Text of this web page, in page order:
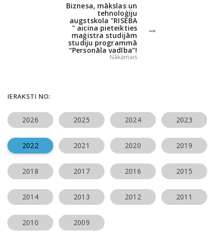
Biznesa, mākslas un
tehnoloģiju
augstskola "RISEBA
" aicina pieteikties
maģistra studijām
studiju programmā
“Personāla vadība”!
Nākamais
IERAKSTI NO:
2026 2025 2024 2023
2022 2021 2020 2019
2018 2017 2016 2015
2014 2013 2012 2011
2010 2009